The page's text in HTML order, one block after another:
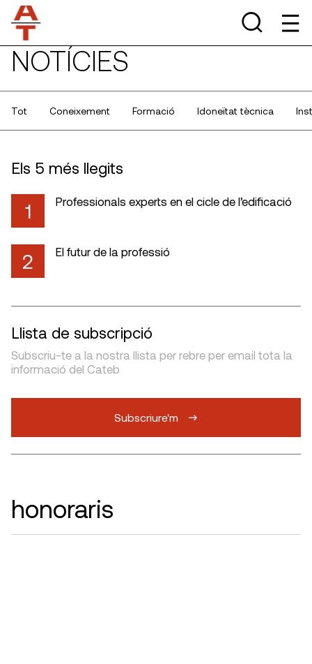
NOTÍCIES
Tot Coneixement Formació Idoneïtat tècnica
Els 5 més llegits
1 Professionals experts en el cicle de l’edificació
2 El futur de la professió
Llista de subscripció
Subscriu-te a la nostra llista per rebre per email tota la
informació del Cateb
Subscriure'm
honoraris